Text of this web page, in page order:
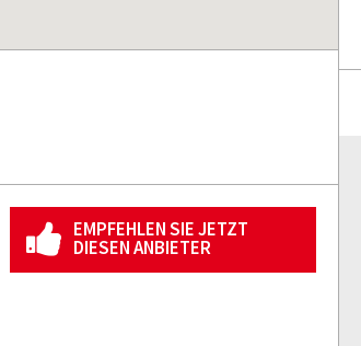
EMPFEHLEN SIE JETZT
DIESEN ANBIETER